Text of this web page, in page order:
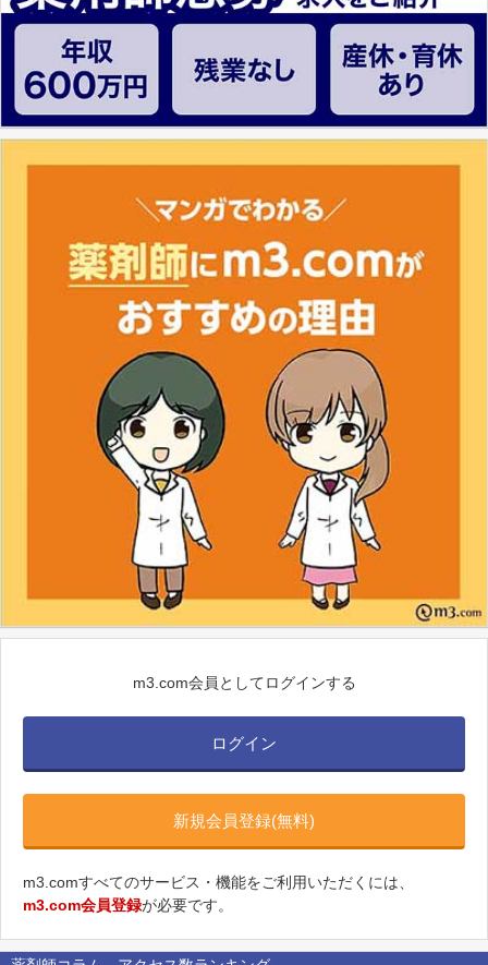
m3.com会員としてログインする
ログイン
新規会員登録(無料)
m3.comすべてのサービス・機能をご利用いただくには、
m3.com会員登録が必要です。